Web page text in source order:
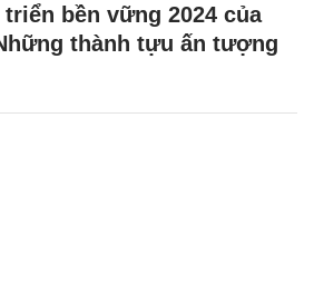
bền vững 2024 của
thành tựu ấn tượng